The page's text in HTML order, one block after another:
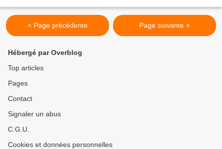
< Page précédente Page suivante >
Hébergé par Overblog
Top articles
Pages
Contact
Signaler un abus
C.G.U.
Cookies et données personnelles